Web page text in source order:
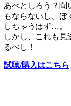
あべとしろう？聞
もならないし、ぼ
しちゃうはず…。
しかし、これも
るべし！
試聴/購入はこちら